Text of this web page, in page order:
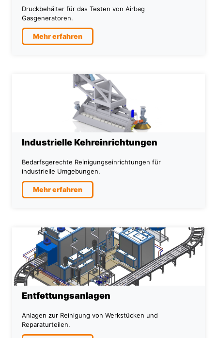
Druckbehälter für das Testen von Airbag
Gasgeneratoren.
Mehr erfahren
Industrielle Kehreinrichtungen
Bedarfsgerechte Reinigungseinrichtungen für
industrielle Umgebungen.
Mehr erfahren
Entfettungsanlagen
Anlagen zur Reinigung von Werkstücken und
Reparaturteilen.